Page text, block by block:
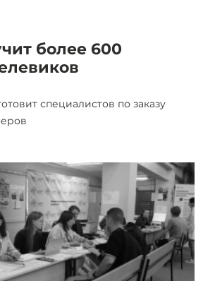
более 600
специалистов по заказу